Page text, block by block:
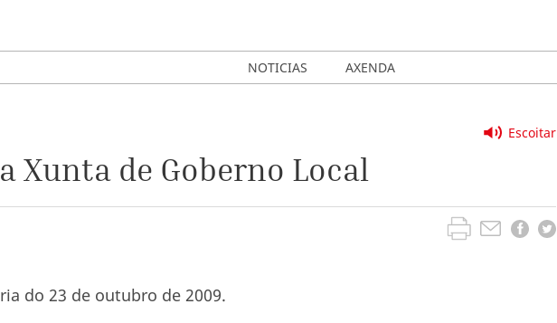
NOTICIAS AXENDA
Escoitar
Xunta de Goberno Local
do 23 de outubro de 2009.